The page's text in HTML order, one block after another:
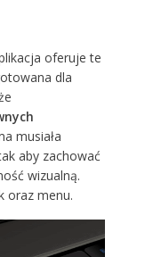
oferuje te
dla
musiała
aby zachować
wizualną.
oraz menu.